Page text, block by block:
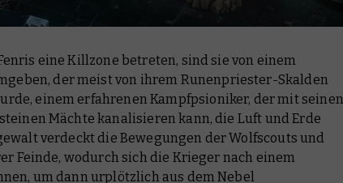
eine Killzone betreten, sind sie von einem
der meist von ihrem Runenpriester-Skalden
einem erfahrenen Kampfpsioniker, der mit seinen
Mächte kanalisieren kann, die Luft und Erde
verdeckt die Bewegungen der Wolfscouts und
Feinde, wodurch sich die Krieger nach einem
um dann urplötzlich aus dem Nebel